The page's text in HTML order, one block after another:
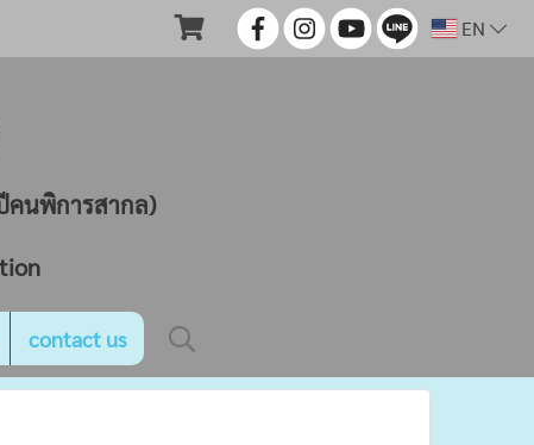
EN
คนพิการสากล)
contact us